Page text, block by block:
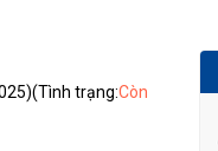
(Tình trạng:Còn